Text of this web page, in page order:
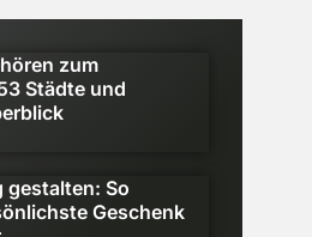
zum
Städte und
So
Geschenk